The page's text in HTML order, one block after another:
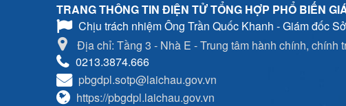
TRANG THÔNG TIN ĐIỆN TỬ TỔNG HỢP PHỔ BIẾN
Chịu trách nhiệmÔng Trần Quốc Khanh - Giám đốc
Địa chỉ: Tầng 3 - Nhà E - Trung tâm hành chính, chính
0213.3874.666
pbgdpl.sotp@laichau.gov.vn
https://pbgdpl.laichau.gov.vn